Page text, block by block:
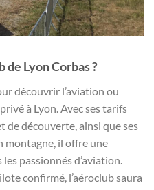
de Lyon Corbas ?
découvrir l’aviation ou
à Lyon. Avec ses tarifs
de découverte, ainsi que ses
montagne, il offre une
passionnés d’aviation.
confirmé, l’aéroclub saura